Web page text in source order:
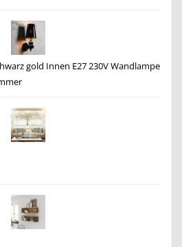
gold Innen E27 230V Wandlampe